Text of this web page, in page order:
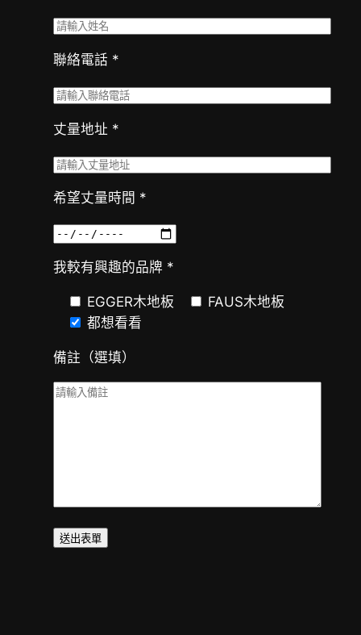
聯絡電話 *
丈量地址 *
希望丈量時間 *
我較有興趣的品牌 *
EGGER木地板
FAUS木地板
都想看看
備註（選填）